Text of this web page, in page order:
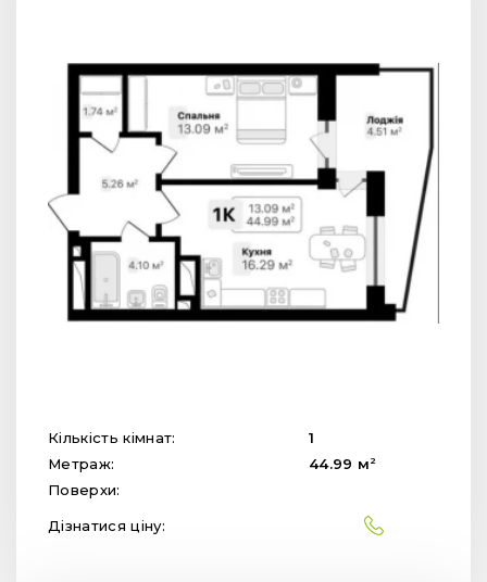
Кількість кімнат:
1
Метраж:
44.99 м 2
Поверхи:
Дізнатися ціну: